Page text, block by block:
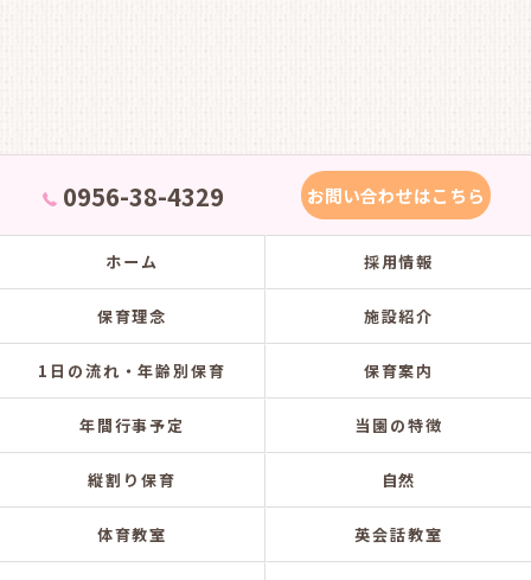
0956-38-4329 お問い合わせはこちら
ホーム 採用情報
保育理念 施設紹介
1日の流れ・年齢別保育 保育案内
年間行事予定 当園の特徴
縦割り保育 自然
体育教室 英会話教室